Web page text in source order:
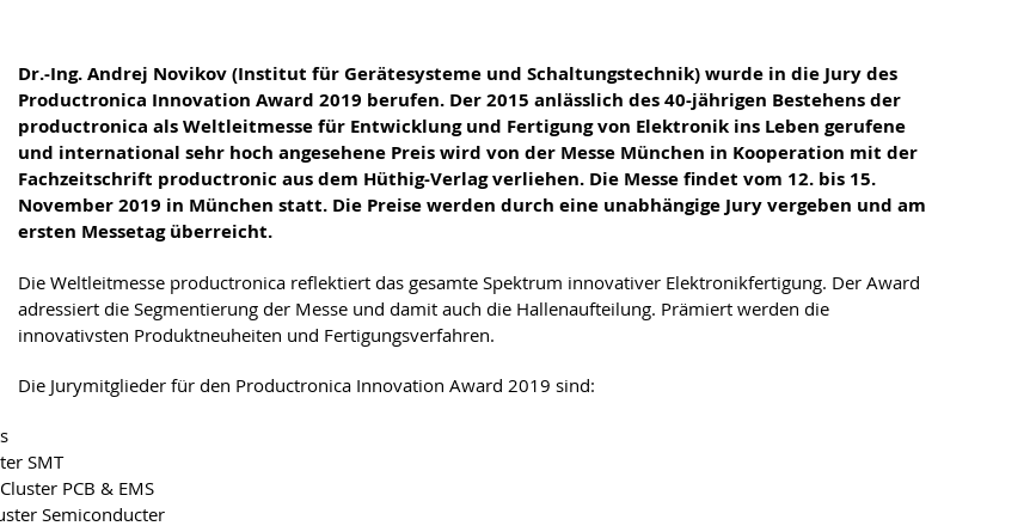
Dr.-Ing. Andrej Novikov (Institut für Gerätesysteme und Schaltungstechnik) wurde in die Jury des
Productronica Innovation Award 2019 berufen. Der 2015 anlässlich des 40-jährigen Bestehens der
productronica als Weltleitmesse für Entwicklung und Fertigung von Elektronik ins Leben gerufene
und international sehr hoch angesehene Preis wird von der Messe München in Kooperation mit der
Fachzeitschrift productronic aus dem Hüthig-Verlag verliehen. Die Messe findet vom 12. bis 15.
November 2019 in München statt. Die Preise werden durch eine unabhängige Jury vergeben und am
ersten Messetag überreicht.
Die Weltleitmesse productronica reflektiert das gesamte Spektrum innovativer Elektronikfertigung. Der Award
adressiert die Segmentierung der Messe und damit auch die Hallenaufteilung. Prämiert werden die
innovativsten Produktneuheiten und Fertigungsverfahren.
Die Jurymitglieder für den Productronica Innovation Award 2019 sind:
SMT
PCB & EMS
Semiconducter